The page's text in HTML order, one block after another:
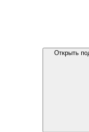
Открыть